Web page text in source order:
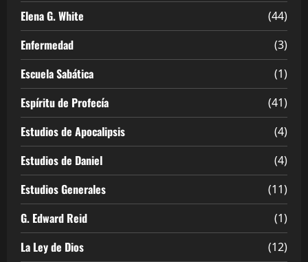
Elena G. White (44)
Enfermedad (3)
Escuela Sabática (1)
Espíritu de Profecía (41)
Estudios de Apocalipsis (4)
Estudios de Daniel (4)
Estudios Generales (11)
G. Edward Reid (1)
La Ley de Dios (12)